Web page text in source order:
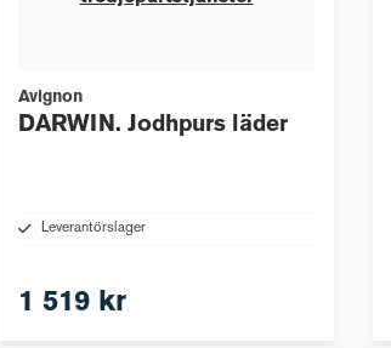
Avignon
DARWIN. Jodhpurs läder
Leverantörslager
1 519 kr